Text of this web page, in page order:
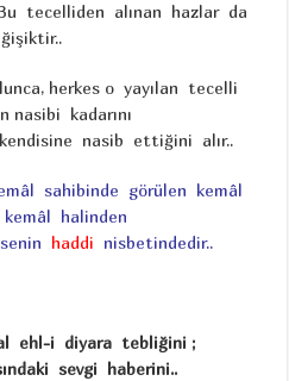
tecelliden alınan hazlar da
herkes o yayılan tecelli
nasibi kadarını
nasib ettiğini alır..
sahibinde görülen kemâl
kemâl halinden
haddi nisbetindedir..
ehl-i diyara tebliğini ;
sevgi haberini..